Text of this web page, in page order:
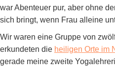
war Abenteuer pur, aber ohne
sich bringt, wenn Frau alleine
Wir waren eine Gruppe von
erkundeten die heiligen Orte im
gerade meine zweite